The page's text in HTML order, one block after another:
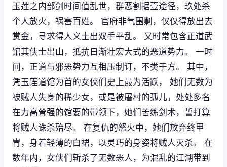
玉莲之内部剑时间值乱世，群恶割据壹途径，玖处杀
个人放火，祸害百姓。 官府非气围剿，仅仅得放出去
赏金，寻求得人义士出双手平乱。 又时常包含正道武
馆其侠士出山，抵抗日渐壮宏大式的恶道势力。 一时
间，正道与邪恶势力互相压制订，不类于方。 其中，
凭玉莲道馆为首的女侠们史上最为活跃， 她们无数为
被贼人失身的稀少女，或是被屠村的孤儿，处处多名
在力高耸强的馆要的带领下，她们苦练剑术，誓打算
将贼人诛杀殆尽。 在复仇的怒火中，她们放弃终甲
胄，身着轻薄的白裙，以灵巧的身姿将贼人灭杀。 在
数年内，女侠们斩杀了无数恶人，为混乱的江湖带到